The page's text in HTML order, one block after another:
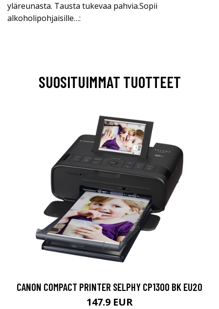
yläreunasta. Tausta tukevaa pahvia.Sopii
alkoholipohjaisille…:
SUOSITUIMMAT TUOTTEET
CANON COMPACT PRINTER SELPHY CP1300 BK EU20
147.9 EUR